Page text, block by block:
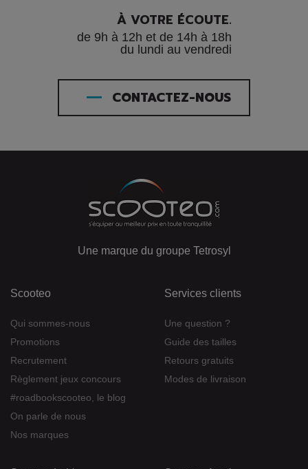
À VOTRE ÉCOUTE.
de 9h à 12h et de 14h à 18h
du lundi au vendredi
CONTACTEZ-NOUS
Une marque du groupe Tetrosyl
Scooteo
Qui sommes-nous
Promotions
Recrutement
Règlement jeux concours
#roadbookscooteo, le blog
On parle de nous
Nos marques
Services clients
Une question ?
Guide des tailles
Retours gratuits
Modes de livraison